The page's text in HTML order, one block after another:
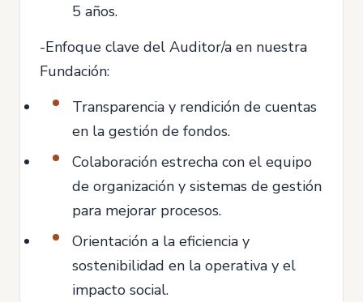
5 años.
-Enfoque clave del Auditor/a en nuestra
Fundación:
Transparencia y rendición de cuentas
en la gestión de fondos.
Colaboración estrecha con el equipo
de organización y sistemas de gestión
para mejorar procesos.
Orientación a la eficiencia y
sostenibilidad en la operativa y el
impacto social.